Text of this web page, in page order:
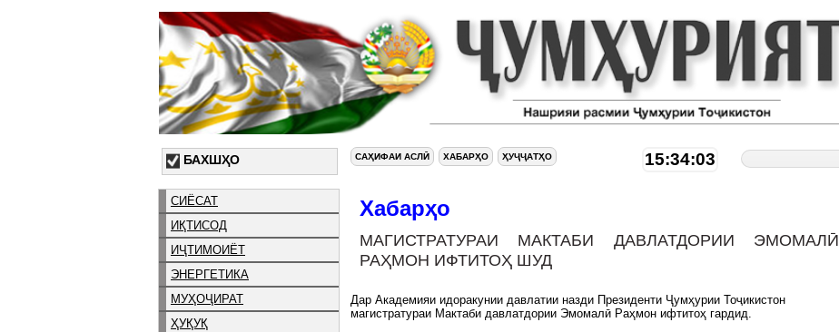
БАХШҲО
СИЁСАТ
ИҚТИСОД
ИҶТИМОИЁТ
ЭНЕРГЕТИКА
МУҲОҶИРАТ
ҲУҚУҚ
САҲИФАИ АСЛӢ ХАБАРҲО ҲУҶҶАТҲО 15:34:04
Хабарҳо
МАГИСТРАТУРАИ МАКТАБИ ДАВЛАТДОРИИ ЭМОМАЛӢ
РАҲМОН ИФТИТОҲ ШУД
Дар Академияи идоракунии давлатии назди Президенти Ҷумҳурии Тоҷикистон
магистратураи Мактаби давлатдории Эмомалӣ Раҳмон ифтитоҳ гардид.